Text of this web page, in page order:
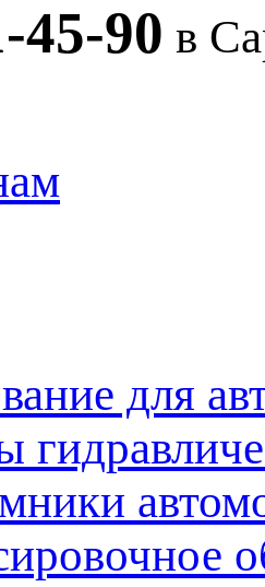
45-90 в
для